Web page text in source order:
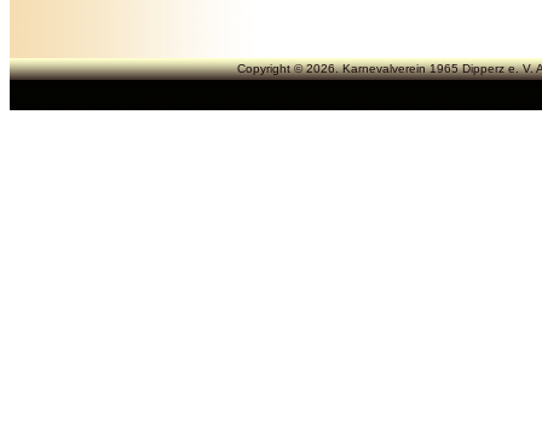
Copyright © 2026. Karnevalverein 1965 Dipperz e. V.